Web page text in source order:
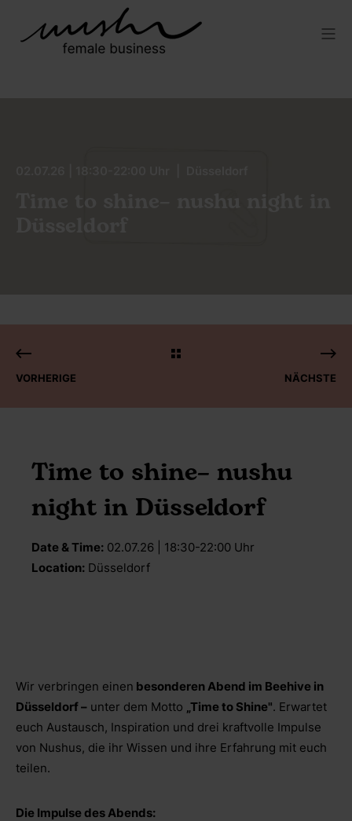
VORHERIGE NÄCHSTE
Time to shine– nushu
night in Düsseldorf
Date & Time: 02.07.26 | 18:30-22:00 Uhr
Location: Düsseldorf
Wir verbringen einen besonderen Abend im Beehive in
Düsseldorf – unter dem Motto „Time to Shine". Erwartet
euch Austausch, Inspiration und drei kraftvolle Impulse
von Nushus, die ihr Wissen und ihre Erfahrung mit euch
teilen.
Die Impulse des Abends: